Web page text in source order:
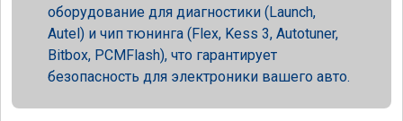
оборудование для диагностики (Launch,
Autel) и чип тюнинга (Flex, Kess 3, Autotuner,
Bitbox, PCMFlash), что гарантирует
безопасность для электроники вашего авто.